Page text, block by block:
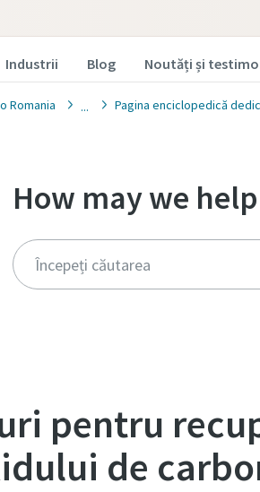
Industrii Blog Noutăți și
Romania Pagina enciclopedică
How may we
pentru
de